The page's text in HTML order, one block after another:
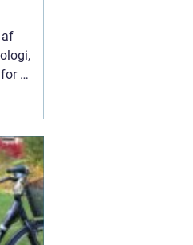
af
at
i